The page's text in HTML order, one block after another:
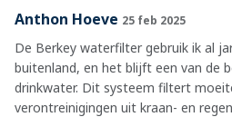
Anthon Hoeve 25 feb 2025
De Berkey waterfilter gebruik ik al
buitenland, en het blijft een van de
drinkwater. Dit systeem filtert
verontreinigingen uit kraan- en